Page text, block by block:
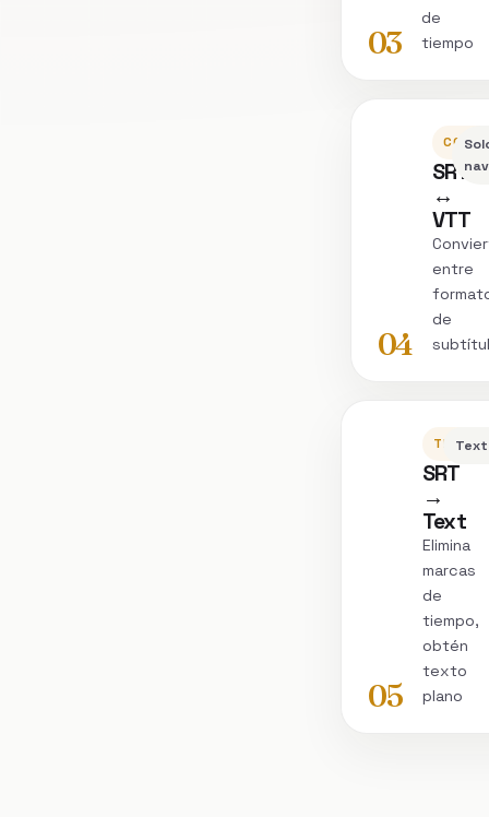
03
de
tiempo
04
SRT
↔
VTT
entre
de
05
SRT
→
Text
Elimina
marcas
de
tiempo,
obtén
texto
plano